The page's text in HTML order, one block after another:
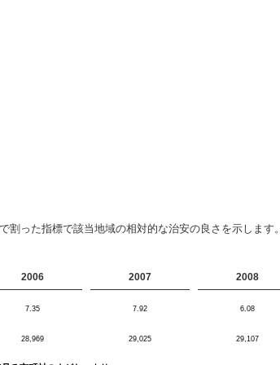
った指標で該当地域の相対的な治安の良さを示します。
2006 2007 2008
7.35 7.92 6.08
28,969 29,025 29,107